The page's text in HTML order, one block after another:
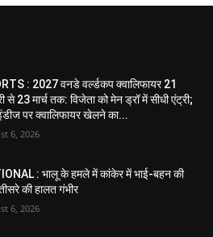
: 2027 वनडे वर्ल्डकप क्वालिफायर 21
से 23 मार्च तक: विजेता को मेन ड्रॉ में सीधी एंट्री;
पर क्वालिफायर खेलने का...
6, 2026
: भालू के हमले में कांकेर में भाई-बहन की
की हालत गंभीर
6, 2026